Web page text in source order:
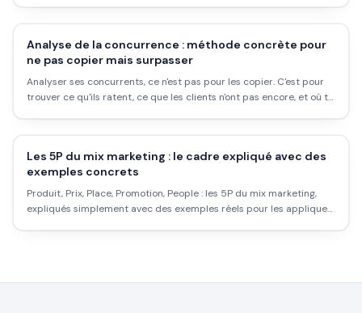
Analyse de la concurrence : méthode concrète pour
ne pas copier mais surpasser
Analyser ses concurrents, ce n'est pas pour les copier. C'est pour
trouver ce qu'ils ratent, ce que les clients n'ont pas encore, et où tu
Les 5P du mix marketing : le cadre expliqué avec des
exemples concrets
Produit, Prix, Place, Promotion, People : les 5P du mix marketing,
expliqués simplement avec des exemples réels pour les appliquer